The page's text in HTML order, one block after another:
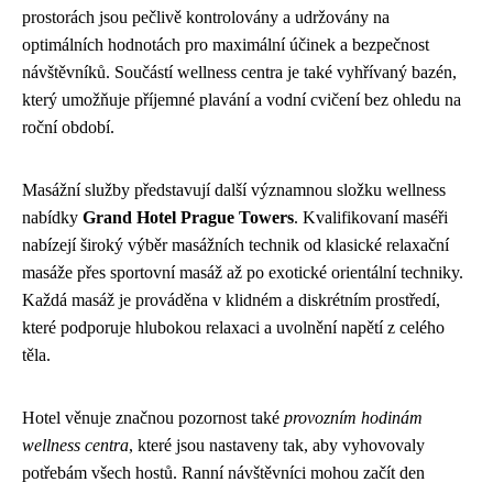
prostorách jsou pečlivě kontrolovány a udržovány na
optimálních hodnotách pro maximální účinek a bezpečnost
návštěvníků. Součástí wellness centra je také vyhřívaný bazén,
který umožňuje příjemné plavání a vodní cvičení bez ohledu na
roční období.
Masážní služby představují další významnou složku wellness
nabídky Grand Hotel Prague Towers. Kvalifikovaní maséři
nabízejí široký výběr masážních technik od klasické relaxační
masáže přes sportovní masáž až po exotické orientální techniky.
Každá masáž je prováděna v klidném a diskrétním prostředí,
které podporuje hlubokou relaxaci a uvolnění napětí z celého
těla.
Hotel věnuje značnou pozornost také provozním hodinám
wellness centra, které jsou nastaveny tak, aby vyhovovaly
potřebám všech hostů. Ranní návštěvníci mohou začít den